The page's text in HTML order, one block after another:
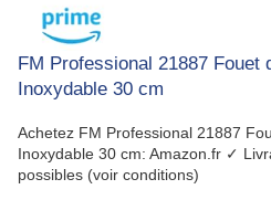
FM Professional 21887 Fouet
Inoxydable 30 cm
Achetez FM Professional 21887
Inoxydable 30 cm: Amazon.fr ✓
possibles (voir conditions)